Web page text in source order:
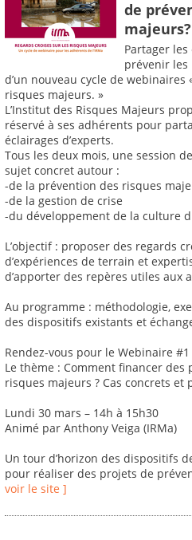
de
majeurs?
Partager
prévenir les
d’un nouveau cycle de webinaires
risques majeurs. »
L’Institut des Risques Majeurs
réservé à ses adhérents pour
éclairages d’experts.
Tous les deux mois, une session
sujet concret autour :
-de la prévention des risques
-de la gestion de crise
-du développement de la culture
L’objectif : proposer des regards
d’expériences de terrain et
d’apporter des repères utiles aux
Au programme : méthodologie,
des dispositifs existants et
Rendez-vous pour le Webinaire #1
Le thème : Comment financer
risques majeurs ? Cas concrets et
Lundi 30 mars – 14h à 15h30
Animé par Anthony Veiga (IRMa)
Un tour d’horizon des dispositifs
pour réaliser des projets de
voir le site ]